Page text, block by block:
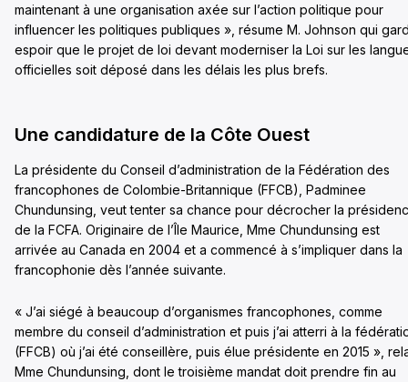
maintenant à une organisation axée sur l’action politique pour
influencer les politiques publiques », résume M. Johnson qui
espoir que le projet de loi devant moderniser la Loi sur les
officielles soit déposé dans les délais les plus brefs.
Une candidature de la Côte Ouest
La présidente du Conseil d’administration de la Fédération des
francophones de Colombie-Britannique (FFCB), Padminee
Chundunsing, veut tenter sa chance pour décrocher la
de la FCFA. Originaire de l’Île Maurice, Mme Chundunsing est
arrivée au Canada en 2004 et a commencé à s’impliquer dans la
francophonie dès l’année suivante.
« J’ai siégé à beaucoup d’organismes francophones, comme
membre du conseil d’administration et puis j’ai atterri à la
(FFCB) où j’ai été conseillère, puis élue présidente en 2015 »,
Mme Chundunsing, dont le troisième mandat doit prendre fin au